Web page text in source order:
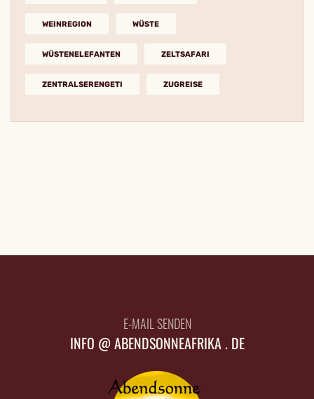
WEINREGION WÜSTE
WÜSTENELEFANTEN ZELTSAFARI
ZENTRALSERENGETI ZUGREISE
E-MAIL SENDEN
INFO @ ABENDSONNEAFRIKA . DE